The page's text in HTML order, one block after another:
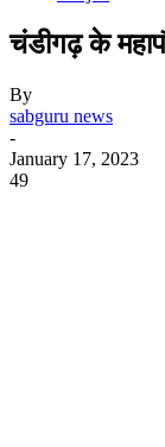
चंडीगढ़ के
By
sabguru news
-
January 17, 2023
49